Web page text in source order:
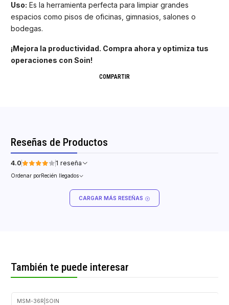
Uso: Es la herramienta perfecta para limpiar grandes
espacios como pisos de oficinas, gimnasios, salones o
bodegas.
¡Mejora la productividad. Compra ahora y optimiza tus
operaciones con Soin!
COMPARTIR
Reseñas de Productos
4.0 1 reseña
Ordenar porRecién llegados
CARGAR MÁS RESEÑAS
También te puede interesar
MSM-36R SOIN